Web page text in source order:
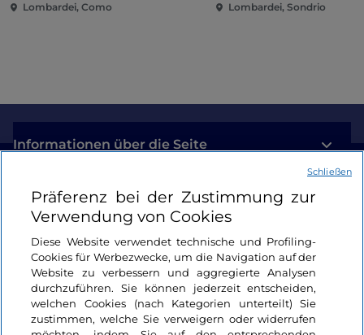
am Comer See
Lombardei, Como Lombardei, Sondrio
Informationen über die Seite
Nützliche Links
Login
Bleiben wir in Kontakt
Präferenz bei der Zustimmung zur
Verwendung von Cookies
Diese Website verwendet technische und Profiling-
Cookies für Werbezwecke, um die Navigation auf der
Website zu verbessern und aggregierte Analysen
durchzuführen. Sie können jederzeit entscheiden,
welchen Cookies (nach Kategorien unterteilt) Sie
zustimmen, welche Sie verweigern oder widerrufen
Schließen